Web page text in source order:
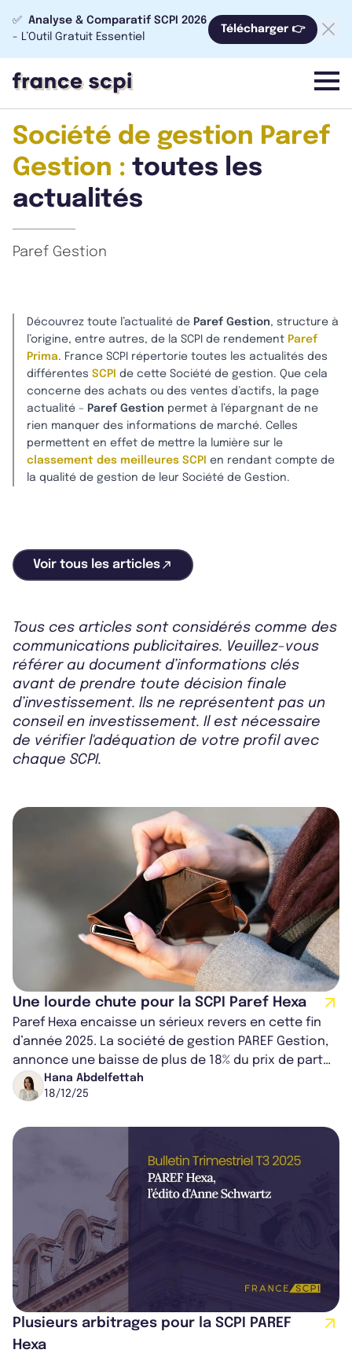
✅ Analyse & Comparatif SCPI 2026
- L’Outil Gratuit Essentiel
Télécharger 👉
menu
Société de gestion Paref
Gestion : toutes les
actualités
Paref Gestion
Découvrez toute l’actualité de Paref Gestion, structure à
l’origine, entre autres, de la SCPI de rendement Paref
Prima. France SCPI répertorie toutes les actualités des
différentes SCPI de cette Société de gestion. Que cela
concerne des achats ou des ventes d’actifs, la page
actualité – Paref Gestion permet à l’épargnant de ne
rien manquer des informations de marché. Celles
permettent en effet de mettre la lumière sur le
classement des meilleures SCPI en rendant compte de
la qualité de gestion de leur Société de Gestion.
Voir tous les articles
Tous ces articles sont considérés comme des
communications publicitaires. Veuillez-vous
référer au document d’informations clés
avant de prendre toute décision finale
d’investissement. Ils ne représentent pas un
conseil en investissement. Il est nécessaire
de vérifier l'adéquation de votre profil avec
chaque SCPI.
Une lourde chute pour la SCPI Paref Hexa
Paref Hexa encaisse un sérieux revers en cette fin
d’année 2025. La société de gestion PAREF Gestion,
annonce une baisse de plus de 18% du prix de part
de sa SCPI, qui passe de 210...
Hana Abdelfettah
18/12/25
Plusieurs arbitrages pour la SCPI PAREF
Hexa